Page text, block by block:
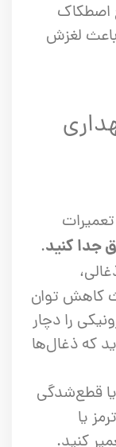
اصطکاک
لغزش
جدا کنید.
کاهش توان
را دچار
که ذغال‌ها
یا قطع‌شدگی
یا
کنید.